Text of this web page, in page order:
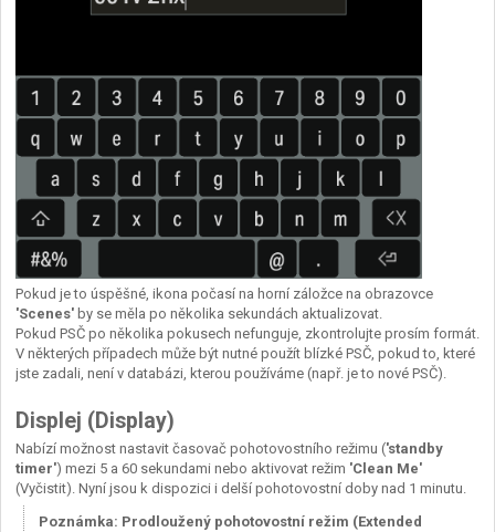
Pokud je to úspěšné, ikona počasí na horní záložce na obrazovce
'Scenes' by se měla po několika sekundách aktualizovat.
Pokud PSČ po několika pokusech nefunguje, zkontrolujte prosím formát.
V některých případech může být nutné použít blízké PSČ, pokud to, které
jste zadali, není v databázi, kterou používáme (např. je to nové PSČ).
Displej (Display)
Nabízí možnost nastavit časovač pohotovostního režimu ('standby
timer') mezi 5 a 60 sekundami nebo aktivovat režim 'Clean Me'
(Vyčistit). Nyní jsou k dispozici i delší pohotovostní doby nad 1 minutu.
Poznámka: Prodloužený pohotovostní režim (Extended